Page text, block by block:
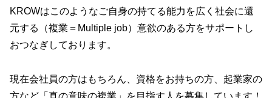
KROWはこのようなご自身の持てる能力を広く社会に還
元する（複業＝Multiple job）意欲のある方をサポートし
おつなぎしております。
現在会社員の方はもちろん、資格をお持ちの方、起業家の
方など「真の意味の複業」を目指す人を募集しています！